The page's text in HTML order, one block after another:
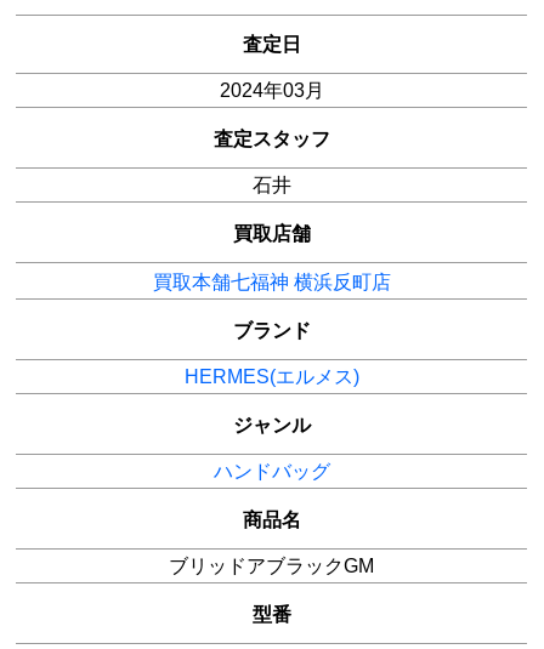
査定日
2024年03月
査定スタッフ
石井
買取店舗
買取本舗七福神 横浜反町店
ブランド
HERMES(エルメス)
ジャンル
ハンドバッグ
商品名
ブリッドアブラックGM
型番